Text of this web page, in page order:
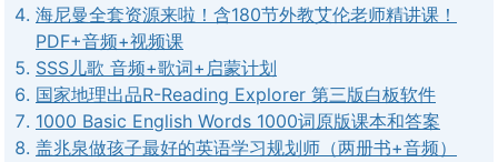
海尼曼全套资源来啦！含180节外教艾伦老师精讲课！
PDF+音频+视频课
SSS儿歌 音频+歌词+启蒙计划
国家地理出品R-Reading Explorer 第三版白板软件
1000 Basic English Words 1000词原版课本和答案
盖兆泉做孩子最好的英语学习规划师（两册书+音频）